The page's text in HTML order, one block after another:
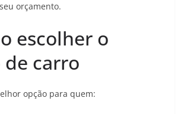
orçamento.
escolher o
de carro
opção para quem: